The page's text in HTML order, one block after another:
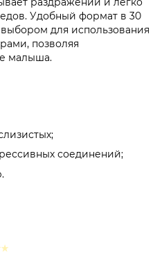
Удобный формат в 30
для использования
позволяя
малыша.
соединений;